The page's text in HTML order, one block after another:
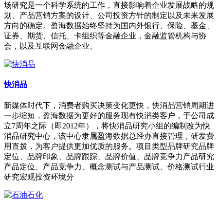
场研究是一个科学系统的工作，直接影响着企业发展战略的规
划、产品营销方案的设计、公司投资方针的制定以及未来发展
方向的确定。盈海数据始终坚持为国内外银行、保险、基金、
证券、期货、信托、卡组织等金融企业，金融监管机构与协
会，以及互联网金融企业、
快消品
新媒体时代下，消费者购买决策变化更快，快消品营销周期进
一步缩短，盈海数据为更好的服务现有快消类客户，于公司成
立7周年之际（即2012年），将快消品研究小组的编制改为快
消品研究中心，该中心隶属盈海数据总经办直接管理，研发费
用直拨，为客户提供更加优质的服务。项目类型品牌研究品牌
定位、品牌印象、品牌跟踪、品牌价值、品牌竞争力产品研究
产品定位、产品竞争力、概念测试与产品测试、价格测试行业
研究宏观投资环境分